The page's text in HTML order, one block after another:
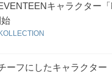
キャラクター
ーフにしたキャラクタ